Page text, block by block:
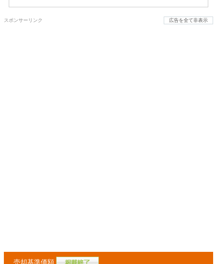
スポンサーリンク 広告を全て非表示
売却基準価額